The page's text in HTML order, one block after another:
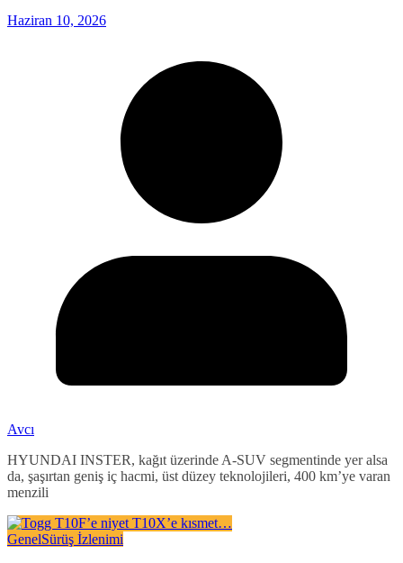
Haziran 10, 2026
Avcı
HYUNDAI INSTER, kağıt üzerinde A-SUV segmentinde yer alsa
da, şaşırtan geniş iç hacmi, üst düzey teknolojileri, 400 km’ye varan
menzili
GenelSürüş İzlenimi